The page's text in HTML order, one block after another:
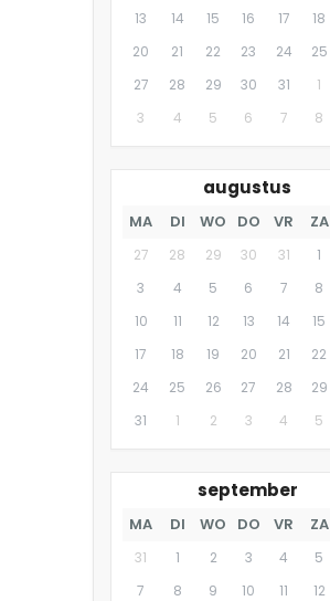
13
14 15 16 17 18
20
21 22 23 24 25
27
28 29 30 31 1
3
4 5 6 7 8
augustus
MA DI WO DO VR ZA
27 28 29 30 31 1
3
4 5 6 7 8
10
11 12 13 14 15
17
18 19 20 21 22
24
25 26 27 28 29
31
1 2 3 4 5
september
MA DI WO DO VR ZA
31 1 2 3 4 5
7
8 9 10 11 12